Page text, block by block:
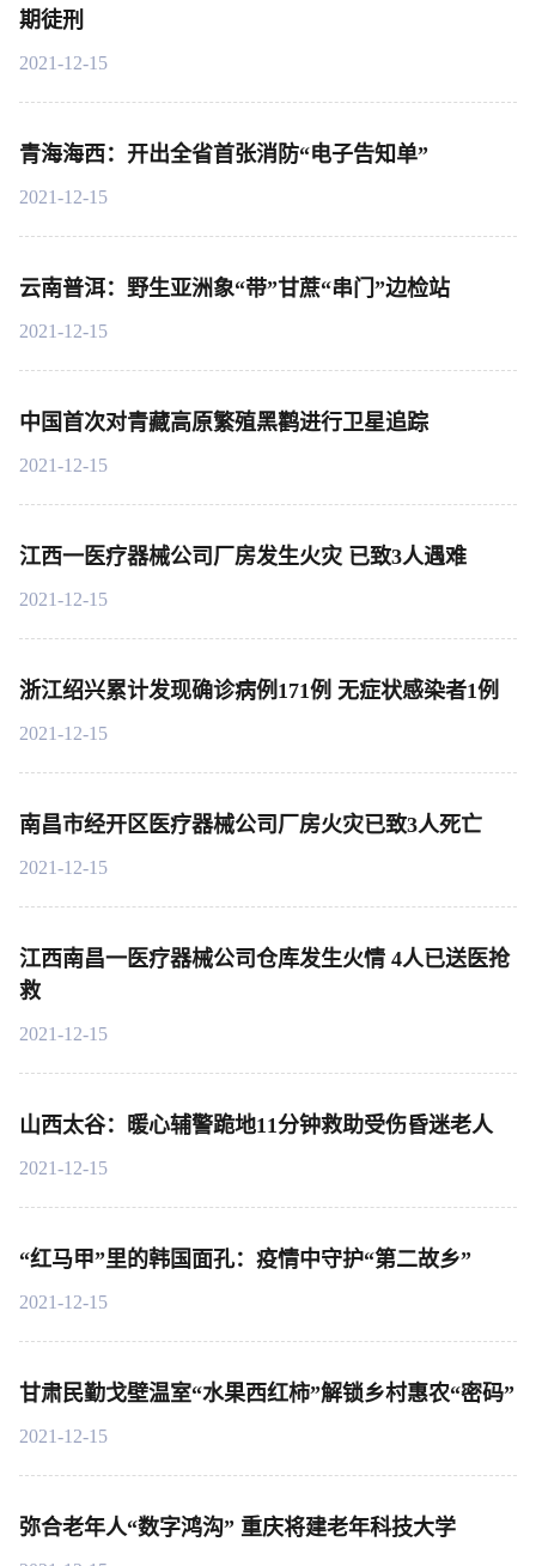
期徒刑
2021-12-15
青海海西：开出全省首张消防“电子告知单”
2021-12-15
云南普洱：野生亚洲象“带”甘蔗“串门”边检站
2021-12-15
中国首次对青藏高原繁殖黑鹳进行卫星追踪
2021-12-15
江西一医疗器械公司厂房发生火灾 已致3人遇难
2021-12-15
浙江绍兴累计发现确诊病例171例 无症状感染者1例
2021-12-15
南昌市经开区医疗器械公司厂房火灾已致3人死亡
2021-12-15
江西南昌一医疗器械公司仓库发生火情 4人已送医抢
救
2021-12-15
山西太谷：暖心辅警跪地11分钟救助受伤昏迷老人
2021-12-15
“红马甲”里的韩国面孔：疫情中守护“第二故乡”
2021-12-15
甘肃民勤戈壁温室“水果西红柿”解锁乡村惠农“密码”
2021-12-15
弥合老年人“数字鸿沟” 重庆将建老年科技大学